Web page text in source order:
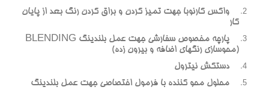
واکس کارنوبا جهت تميز کردن و براق کردن رنگ بعد از پايان
کار
پارچه مخصوص سفارشي جهت عمل بلندينگ BLENDING
(محوسازي رنگهاي اضافه و بيرون زده)
دستکش نيترول
محلول محو کننده با فرمول اختصاصي جهت عمل بلندينگ